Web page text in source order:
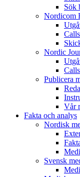
Sök
Nordicom
Nordic
Publicera
Vår
Fakta och analys
Nordisk
Svensk